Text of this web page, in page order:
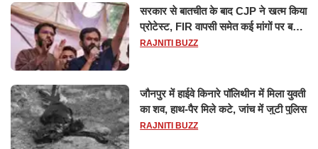
सरकार से बातचीत के बाद CJP ने खत्म किया
प्रोटेस्ट, FIR वापसी समेत कई मांगों पर बनी
सहमति
RAJNITI BUZZ
जौनपुर में हाईवे किनारे पॉलिथीन में मिला युवती
का शव, हाथ-पैर मिले कटे, जांच में जुटी पुलिस
RAJNITI BUZZ